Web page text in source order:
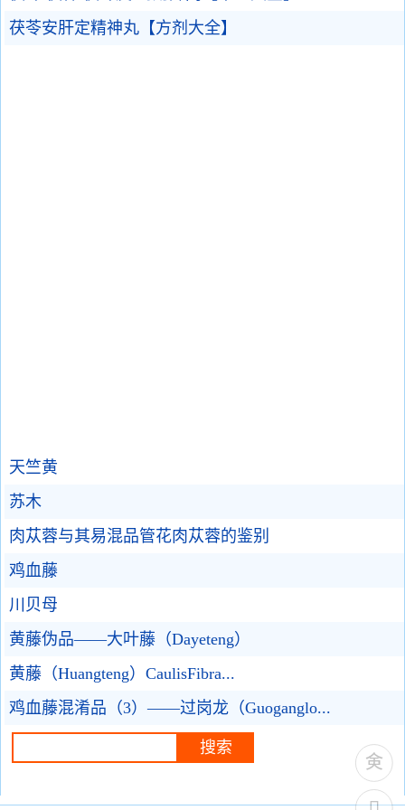
茯苓安肝定精神丸【方剂大全】
天竺黄
苏木
肉苁蓉与其易混品管花肉苁蓉的鉴别
鸡血藤
川贝母
黄藤伪品——大叶藤（Dayeteng）
黄藤（Huangteng）CaulisFibra...
鸡血藤混淆品（3）——过岗龙（Guoganglo...